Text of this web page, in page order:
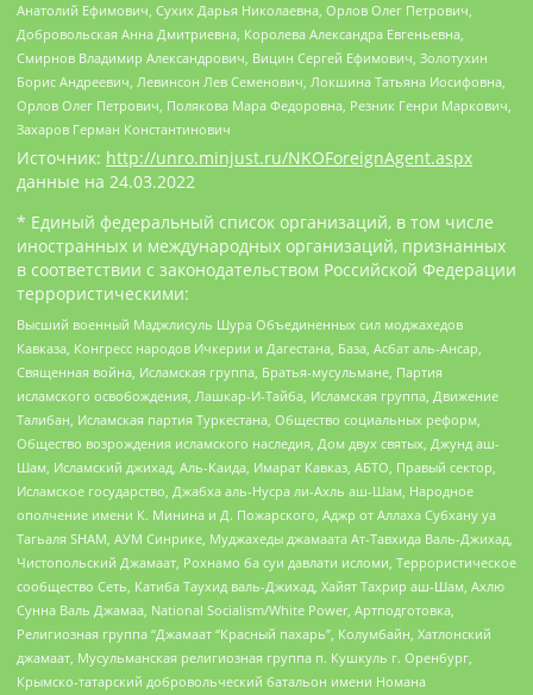
Анатолий Ефимович, Сухих Дарья Николаевна, Орлов Олег Петрович,
Добровольская Анна Дмитриевна, Королева Александра Евгеньевна,
Смирнов Владимир Александрович, Вицин Сергей Ефимович, Золотухин
Борис Андреевич, Левинсон Лев Семенович, Локшина Татьяна Иосифовна,
Орлов Олег Петрович, Полякова Мара Федоровна, Резник Генри Маркович,
Захаров Герман Константинович
Источник: http://unro.minjust.ru/NKOForeignAgent.aspx
данные на 24.03.2022
* Единый федеральный список организаций, в том числе
иностранных и международных организаций, признанных
в соответствии с законодательством Российской Федерации
террористическими:
Высший военный Маджлисуль Шура Объединенных сил моджахедов
Кавказа, Конгресс народов Ичкерии и Дагестана, База, Асбат аль-Ансар,
Священная война, Исламская группа, Братья-мусульмане, Партия
исламского освобождения, Лашкар-И-Тайба, Исламская группа, Движение
Талибан, Исламская партия Туркестана, Общество социальных реформ,
Общество возрождения исламского наследия, Дом двух святых, Джунд аш-
Шам, Исламский джихад, Аль-Каида, Имарат Кавказ, АБТО, Правый сектор,
Исламское государство, Джабха аль-Нусра ли-Ахль аш-Шам, Народное
ополчение имени К. Минина и Д. Пожарского, Аджр от Аллаха Субхану уа
Тагьаля SHAM, АУМ Синрике, Муджахеды джамаата Ат-Тавхида Валь-Джихад,
Чистопольский Джамаат, Рохнамо ба суи давлати исломи, Террористическое
сообщество Сеть, Катиба Таухид валь-Джихад, Хайят Тахрир аш-Шам, Ахлю
Сунна Валь Джамаа, National Socialism/White Power, Артподготовка,
Религиозная группа “Джамаат “Красный пахарь”, Колумбайн, Хатлонский
джамаат, Мусульманская религиозная группа п. Кушкуль г. Оренбург,
Крымско-татарский добровольческий батальон имени Номана